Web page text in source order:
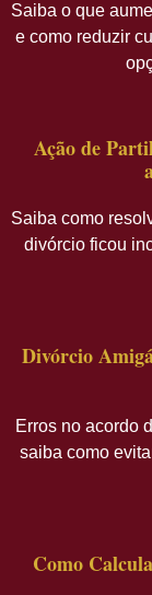
Saiba o que
e como reduzir
Ação de
Saiba como
divórcio ficou
Divórcio
Erros no acordo
saiba como
Como